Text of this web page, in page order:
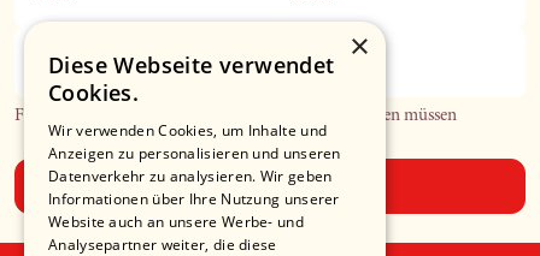
Telefonnummer (optional)
Falls wir Sie in Bezug auf Ihre Bestellung kontaktieren müssen
Absenden
×
Diese Webseite verwendet
Cookies.
Wir verwenden Cookies, um Inhalte und
Anzeigen zu personalisieren und unseren
Datenverkehr zu analysieren. Wir geben
Informationen über Ihre Nutzung unserer
Website auch an unsere Werbe- und
Analysepartner weiter, die diese